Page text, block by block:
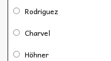
Rodriguez
Charvel
Höhner